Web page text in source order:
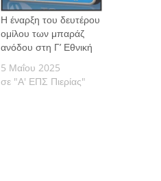
Η έναρξη του δευτέρου
ομίλου των μπαράζ
ανόδου στη Γ’ Εθνική
5 Μαΐου 2025
σε "Α' ΕΠΣ Πιερίας"